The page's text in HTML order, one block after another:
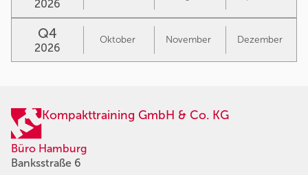
2026
Q4
2026
Oktober November Dezember
Kompakttraining GmbH & Co. KG
Büro Hamburg
Banksstraße 6